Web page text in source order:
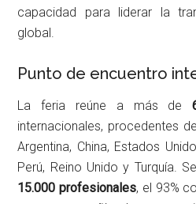
capacidad para liderar la
global.
Punto de encuentro
La feria reúne a más de
internacionales, procedentes
Argentina, China, Estados
Perú, Reino Unido y Turquía.
15.000 profesionales, el 93%